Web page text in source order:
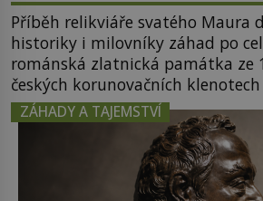
Příběh relikviáře svatého Maura
historiky i milovníky záhad po
románská zlatnická památka ze
českých korunovačních
nejcennějším movitým majetkem
republice. Přestože byl klenot v
dramatickém pátrání
nalezen, jeho minulost stále
Otázky, jak přesně se tato […]
ZÁHADY A TAJEMSTVÍ